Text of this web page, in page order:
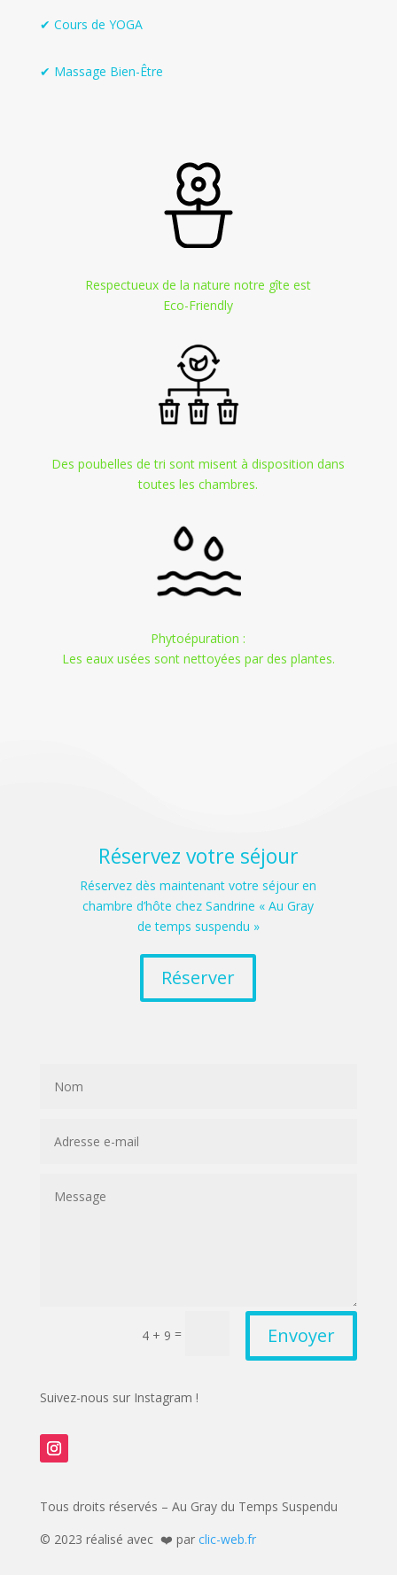
✔ Cours de YOGA
✔ Massage Bien-Être
Respectueux de la nature notre gîte est
Eco-Friendly
Des poubelles de tri sont misent à disposition dans
toutes les chambres.
Phytoépuration :
Les eaux usées sont nettoyées par des plantes.
Réservez votre séjour
Réservez dès maintenant votre séjour en
chambre d’hôte chez Sandrine « Au Gray
de temps suspendu »
Réserver
4 + 9 = Envoyer
Suivez-nous sur Instagram !
Tous droits réservés – Au Gray du Temps Suspendu
©️ 2023 réalisé avec ❤️ par clic-web.fr